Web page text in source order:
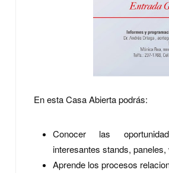
En esta Casa Abierta podrás:
Conocer las
interesantes stands,
Aprende los procesos